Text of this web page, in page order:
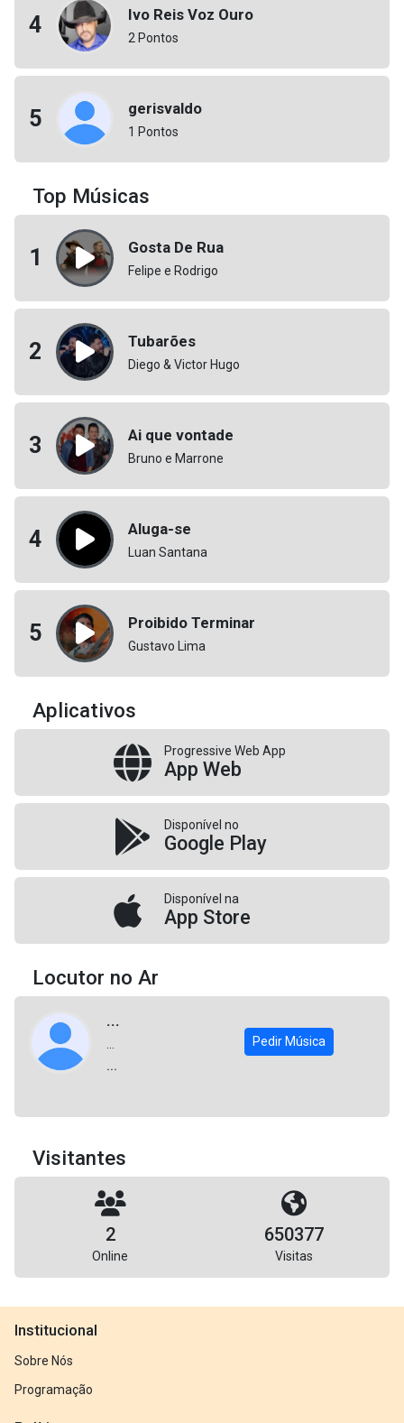
4 Ivo Reis Voz Ouro
2 Pontos
5 gerisvaldo
1 Pontos
Top Músicas
1 Gosta De Rua
Felipe e Rodrigo
2 Tubarões
Diego & Victor Hugo
3 Ai que vontade
Bruno e Marrone
4 Aluga-se
Luan Santana
5 Proibido Terminar
Gustavo Lima
Aplicativos
Progressive Web App
App Web
Disponível no
Google Play
Disponível na
App Store
Locutor no Ar
...
...
Pedir Música
Visitantes
2
Online
650377
Visitas
Institucional
Sobre Nós
Programação